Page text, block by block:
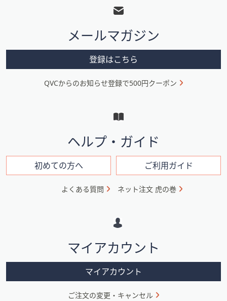
メ
ニ
ン
ン
メールマガジン
登録はこちら
QVCからのお知らせ登録で500円クーポン
ヘルプ・ガイド
初めての方へ ご利用ガイド
よくある質問 ネット注文 虎の巻
マイアカウント
マイアカウント
ご注文の変更・キャンセル